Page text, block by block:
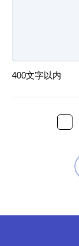
400文字以内